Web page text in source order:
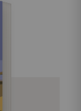
pour ce qui
s'il
de la
salutaires,
caritatives
politiques